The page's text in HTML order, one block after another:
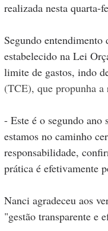
realizada nesta quarta-
Segundo entendimento
estabelecido na Lei
limite de gastos, indo
(TCE), que propunha a
- Este é o segundo ano
estamos no caminho
responsabilidade,
prática é efetivamente
Nanci agradeceu aos
"gestão transparente e